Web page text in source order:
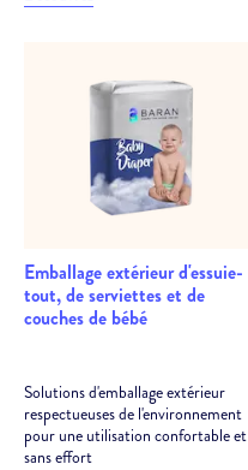
Emballage extérieur d'essuie-
tout, de serviettes et de
couches de bébé
Solutions d'emballage extérieur
respectueuses de l'environnement
pour une utilisation confortable et
sans effort